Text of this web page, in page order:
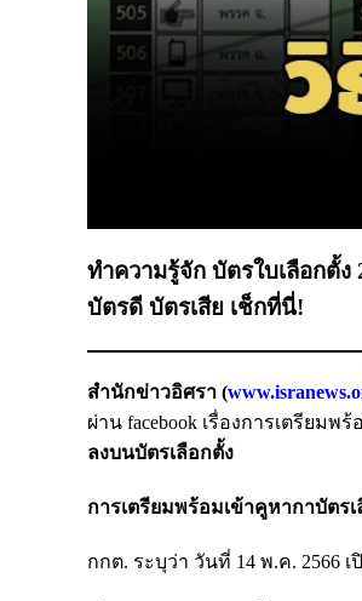
ทำความรู้จัก บัตรใบเลือกตั้ง
บัตรดี บัตรเสีย เช็กที่นี่!
สำนักข่าวอิศรา (
ผ่าน facebook เรื่องการเตรียมพ
ลงบนบัตรเลือกตั้ง
การเตรียมพร้อมเข้าคูหากาบัตร
กกต. ระบุว่า วันที่ 14 พ.ค. 2566